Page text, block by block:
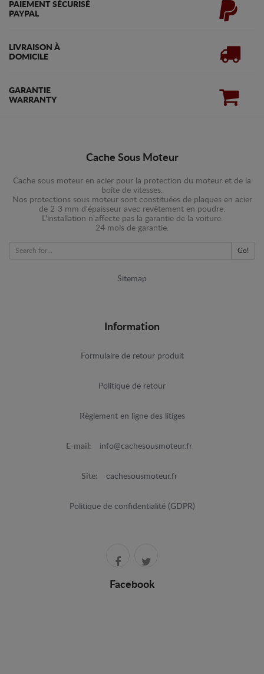
PAIEMENT SÉCURISÉ
PAYPAL
LIVRAISON À
DOMICILE
GARANTIE
WARRANTY
Cache Sous Moteur
Cache sous moteur en acier pour la protection du moteur et de la
boîte de vitesses.
Nos protections sous moteur sont constituées de plaques en acier
de 2-3 mm d'épaisseur avec revêtement en poudre.
L'installation n'affecte pas la garantie de la voiture.
24 mois de garantie.
Go!
Sitemap
Information
Formulaire de retour produit
Politique de retour
Règlement en ligne des litiges
E-mail: info@cachesousmoteur.fr
Site: cachesousmoteur.fr
Politique de confidentialité (GDPR)
Facebook